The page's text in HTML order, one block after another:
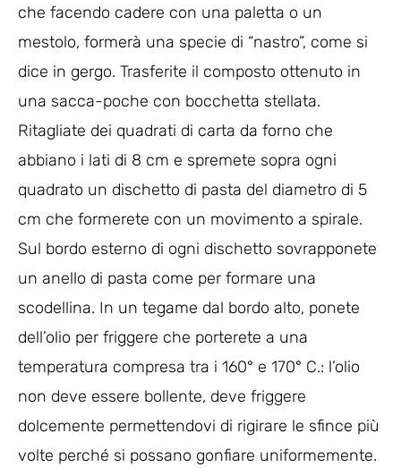
che facendo cadere con una paletta o un
mestolo, formerà una specie di “nastro”, come si
dice in gergo. Trasferite il composto ottenuto in
una sacca-poche con bocchetta stellata.
Ritagliate dei quadrati di carta da forno che
abbiano i lati di 8 cm e spremete sopra ogni
quadrato un dischetto di pasta del diametro di 5
cm che formerete con un movimento a spirale.
Sul bordo esterno di ogni dischetto sovrapponete
un anello di pasta come per formare una
scodellina. In un tegame dal bordo alto, ponete
dell’olio per friggere che porterete a una
temperatura compresa tra i 160° e 170° C.: l’olio
non deve essere bollente, deve friggere
dolcemente permettendovi di rigirare le sfince più
volte perché si possano gonfiare uniformemente.